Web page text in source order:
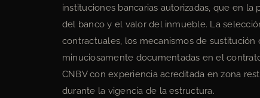
instituciones bancarias autorizadas, que en
del banco y el valor del inmueble. La
contractuales, los mecanismos de
minuciosamente documentadas en el
CNBV con experiencia acreditada en zona
durante la vigencia de la estructura.